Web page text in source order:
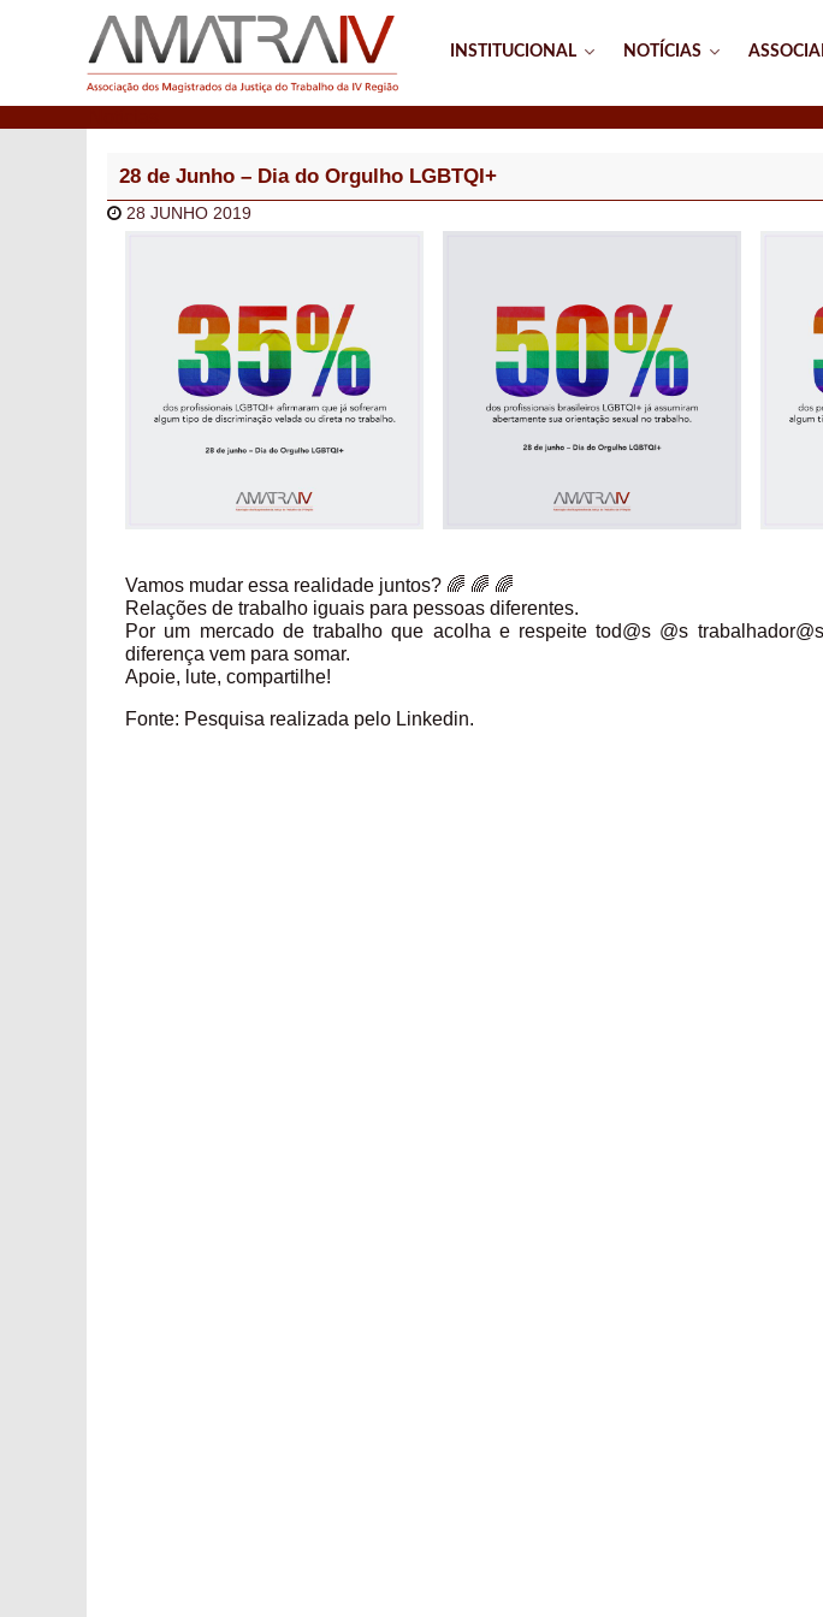
INSTITUCIONAL NOTÍCIAS
28 de Junho – Dia do Orgulho LGBTQI+
28 JUNHO 2019
Vamos mudar essa realidade juntos? 🌈 🌈 🌈
Relações de trabalho iguais para pessoas diferentes.
Por um mercado de trabalho que acolha e respeite tod@s @s
diferença vem para somar.
Apoie, lute, compartilhe!
Fonte: Pesquisa realizada pelo Linkedin.